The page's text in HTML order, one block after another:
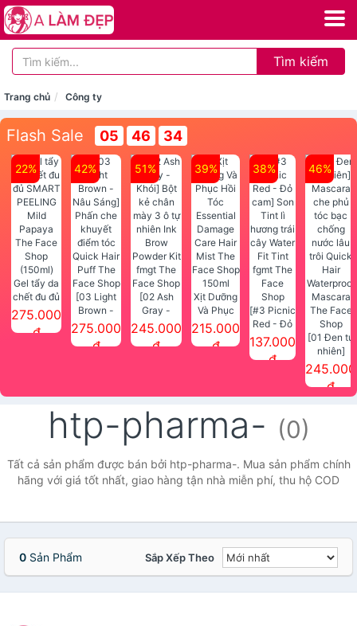
Tìm kiếm
Trang chủ Công ty
Flash Sale 05 46 34
22%
Gel tẩy da
chết đu đủ
SMART
PEELING
275.000
đ
42%
[03 Light
Brown -
Nâu Sáng]
Phấn che
275.000
đ
51%
[02 Ash
Gray -
Khói] Bột
kẻ chân
Face Shop
245.000
đ
39%
Xịt Dưỡng
Và Phục
Hồi Tóc
Essential
215.000
đ
38%
[#3 Picnic
Red - Đỏ
cam] Son
Face
Shop
137.000
đ
46%
[01 Đen tự
nhiên]
Mascara
che phủ
Waterproof
Mascara
The Face
245.000
đ
htp-pharma- (0)
Tất cả sản phẩm được bán bởi htp-pharma-. Mua sản phẩm chính
hãng với giá tốt nhất, giao hàng tận nhà miễn phí, thu hộ COD
0 Sản Phẩm Sắp Xếp Theo